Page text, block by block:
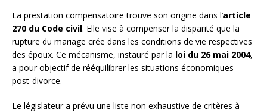
La prestation compensatoire trouve son origine dans l’article
270 du Code civil. Elle vise à compenser la disparité que la
rupture du mariage crée dans les conditions de vie respectives
des époux. Ce mécanisme, instauré par la loi du 26 mai 2004,
a pour objectif de rééquilibrer les situations économiques
post-divorce.
Le législateur a prévu une liste non exhaustive de critères à